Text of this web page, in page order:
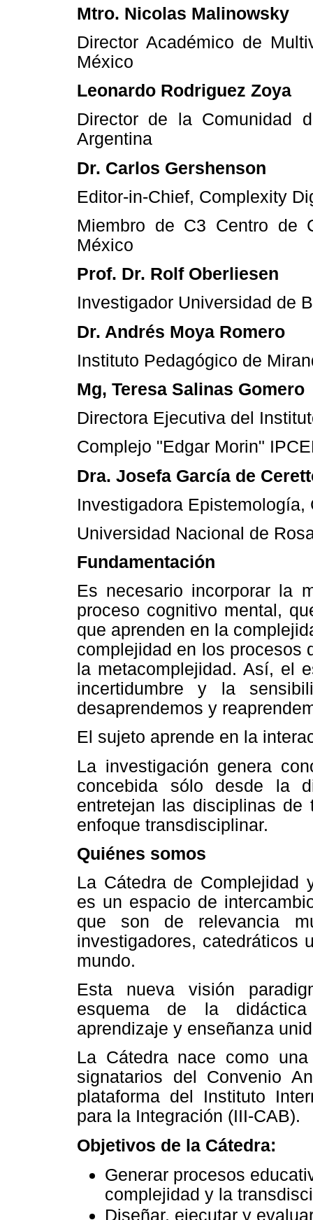
Mtro. Nicolas Malinowsky
Director Académico de
México
Leonardo Rodriguez Zoya
Director de la Comunidad
Argentina
Dr. Carlos Gershenson
Editor-in-Chief, Complexity
Miembro de C3 Centro de
México
Prof. Dr. Rolf Oberliesen
Investigador Universidad de
Dr. Andrés Moya Romero
Instituto Pedagógico de
Mg, Teresa Salinas Gomero
Directora Ejecutiva del
Complejo "Edgar Morin"
Dra. Josefa García de
Investigadora
Universidad Nacional de
Fundamentación
Es necesario incorporar la
proceso cognitivo mental,
que aprenden en la
complejidad en los procesos
la metacomplejidad. Así, el
incertidumbre y la
desaprendemos y
El sujeto aprende en la
La investigación genera
concebida sólo desde la
entretejan las disciplinas
enfoque transdisciplinar.
Quiénes somos
La Cátedra de Complejidad
es un espacio de
que son de relevancia
investigadores, catedráticos
mundo.
Esta nueva visión
esquema de la
aprendizaje y enseñanza
La Cátedra nace como
signatarios del Convenio
plataforma del Instituto
para la Integración (III-CAB).
Objetivos de la Cátedra:
Generar procesos
complejidad y la
Diseñar, ejecutar y